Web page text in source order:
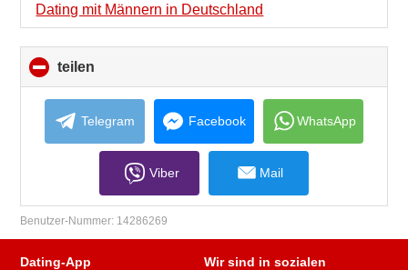
collapse
contents
Dating mit Männern in Deutschland
teilen
to
collapse
contents
Telegram Facebook WhatsApp
Viber Mail
Benutzer-Nummer: 14286269
Dating-App
Wir sind in sozialen